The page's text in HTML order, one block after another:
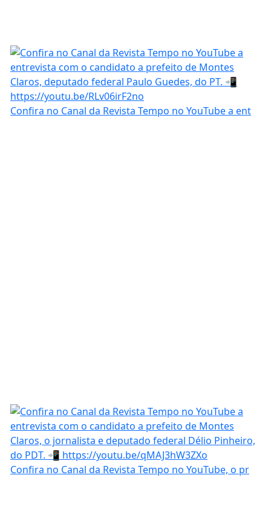
Confira no Canal da Revista Tempo no YouTube a ent
Confira no Canal da Revista Tempo no YouTube, o pr